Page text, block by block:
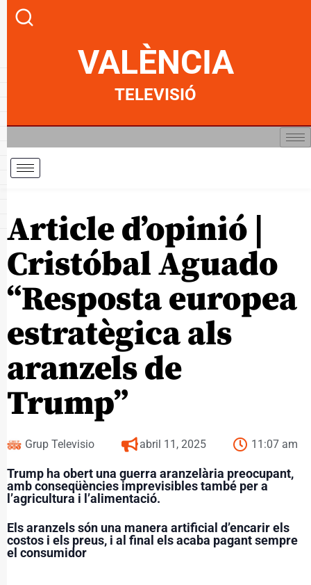
VALÈNCIA
TELEVISIÓ
Article d’opinió |
Cristóbal Aguado
“Resposta europea
estratègica als
aranzels de
Trump”
Grup Televisio abril 11, 2025 11:07 am
Trump ha obert una guerra aranzelària preocupant,
amb conseqüències imprevisibles també per a
l’agricultura i l’alimentació.
Els aranzels són una manera artificial d’encarir els
costos i els preus, i al final els acaba pagant sempre
el consumidor